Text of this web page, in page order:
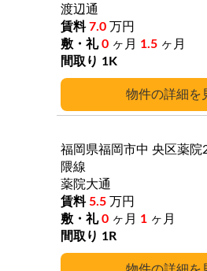
詳細
渡辺通
7.0 万円
0 ヶ月 1.5 ヶ月
1K
福岡県福岡市中 央区薬院
隈線
薬院大通
5.5 万円
0 ヶ月 1 ヶ月
1R